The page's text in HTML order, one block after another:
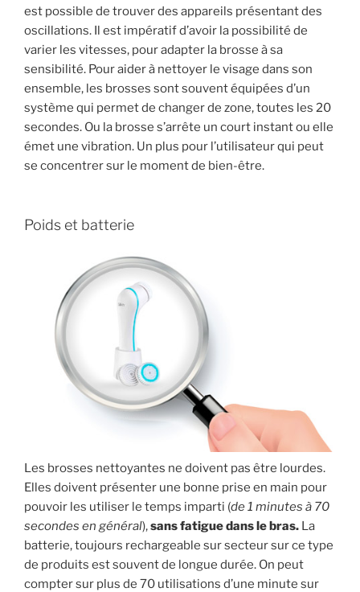
est possible de trouver des appareils présentant des
oscillations. Il est impératif d’avoir la possibilité de
varier les vitesses, pour adapter la brosse à sa
sensibilité. Pour aider à nettoyer le visage dans son
ensemble, les brosses sont souvent équipées d’un
système qui permet de changer de zone, toutes les 20
secondes. Ou la brosse s’arrête un court instant ou elle
émet une vibration. Un plus pour l’utilisateur qui peut
se concentrer sur le moment de bien-être.
Poids et batterie
Les brosses nettoyantes ne doivent pas être lourdes.
Elles doivent présenter une bonne prise en main pour
pouvoir les utiliser le temps imparti (de 1 minutes à 70
secondes en général),sans fatigue dans le bras. La
batterie, toujours rechargeable sur secteur sur ce type
de produits est souvent de longue durée. On peut
compter sur plus de 70 utilisations d’une minute sur